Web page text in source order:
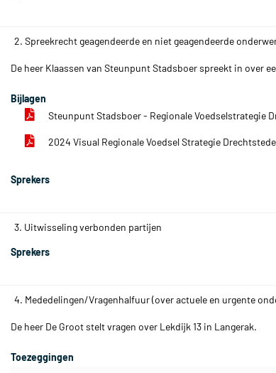
2. Spreekrecht geagendeerde en niet geagendeerde
De heer Klaassen van Steunpunt Stadsboer spreekt in over
Bijlagen
Steunpunt Stadsboer - Regionale Voedselstrategie
2024 Visual Regionale Voedsel Strategie
Sprekers
3. Uitwisseling verbonden partijen
Sprekers
4. Mededelingen/Vragenhalfuur (over actuele en urgente
De heer De Groot stelt vragen over Lekdijk 13 in Langerak.
Toezeggingen